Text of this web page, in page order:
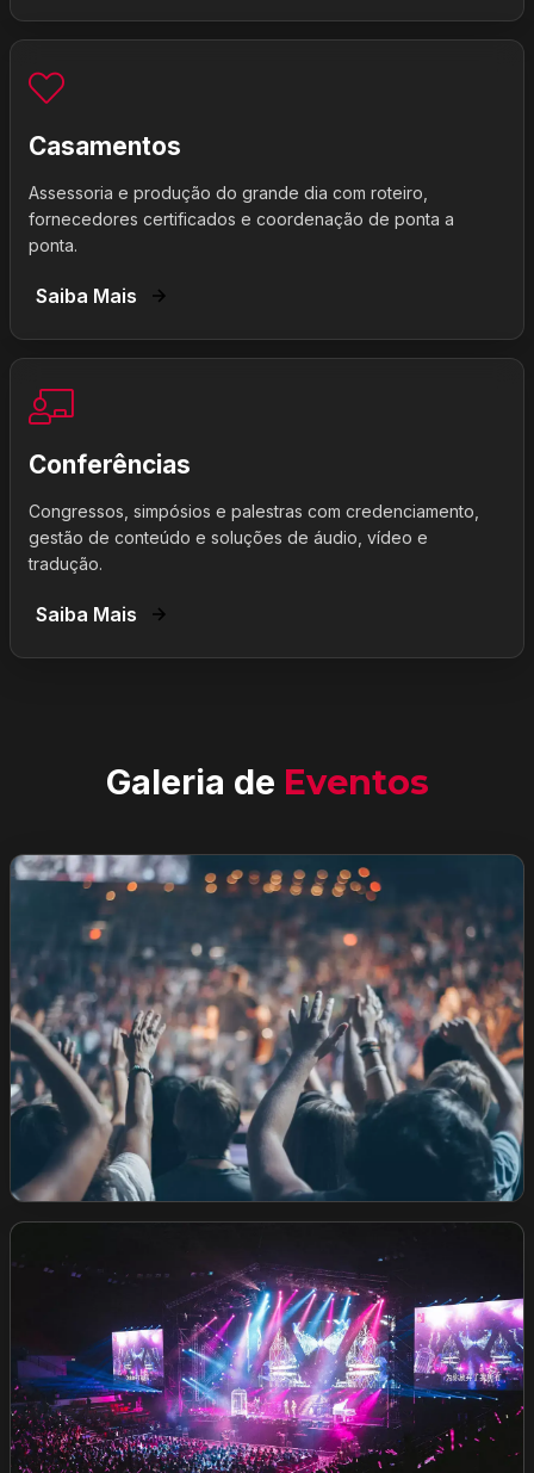
Casamentos
Assessoria e produção do grande dia com roteiro,
fornecedores certificados e coordenação de ponta a
ponta.
Saiba Mais
Conferências
Congressos, simpósios e palestras com credenciamento,
gestão de conteúdo e soluções de áudio, vídeo e
tradução.
Saiba Mais
Galeria de Eventos